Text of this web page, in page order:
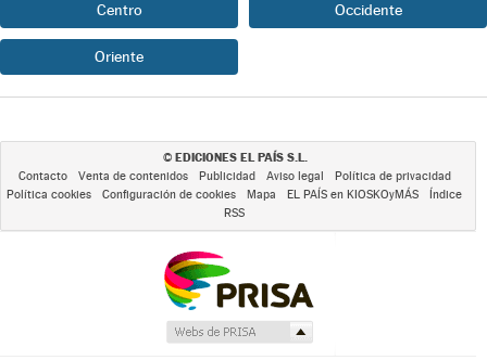
Centro Occidente
Oriente
© EDICIONES EL PAÍS S.L.
Contacto Venta de contenidos Publicidad Aviso legal
Política de privacidad
Política cookies
Configuración de cookies Mapa EL PAÍS en KIOSKOyMÁS
Índice
RSS